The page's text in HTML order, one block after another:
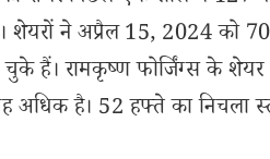
शेयरों ने अप्रैल 15, 2024 को
हैं। रामकृष्ण फोर्जिंग्स के
अधिक है। 52 हफ्ते का निचला